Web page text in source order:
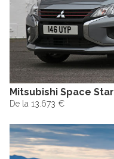
Mitsubishi Space Star
De la 13.673 €